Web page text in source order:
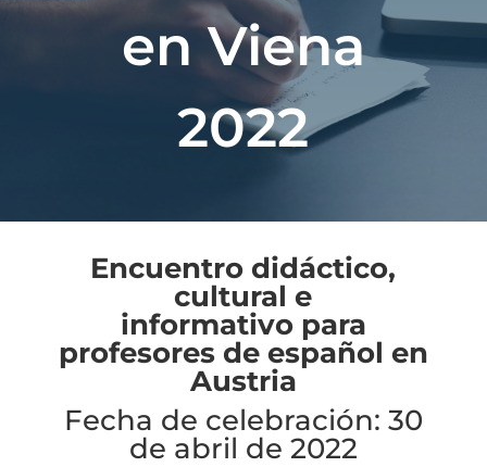
en Viena
2022
Encuentro didáctico,
cultural e
informativo para
profesores de español en
Austria
Fecha de celebración: 30
de abril de 2022